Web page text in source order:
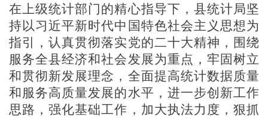
在上级统计部门的精心指导下， 县统计局坚
持以习近平新时代中国特色社会主义思想为
指引 ，认真贯彻落实党的二十大精神， 围绕
服务全县经济和社会发展为重点，牢固树立
和贯彻新发展理念，全面提高统计数据质量
和服务高质量发展的水平， 进一步创新工作
思路，强化基础工作，加大执法力度，狠抓